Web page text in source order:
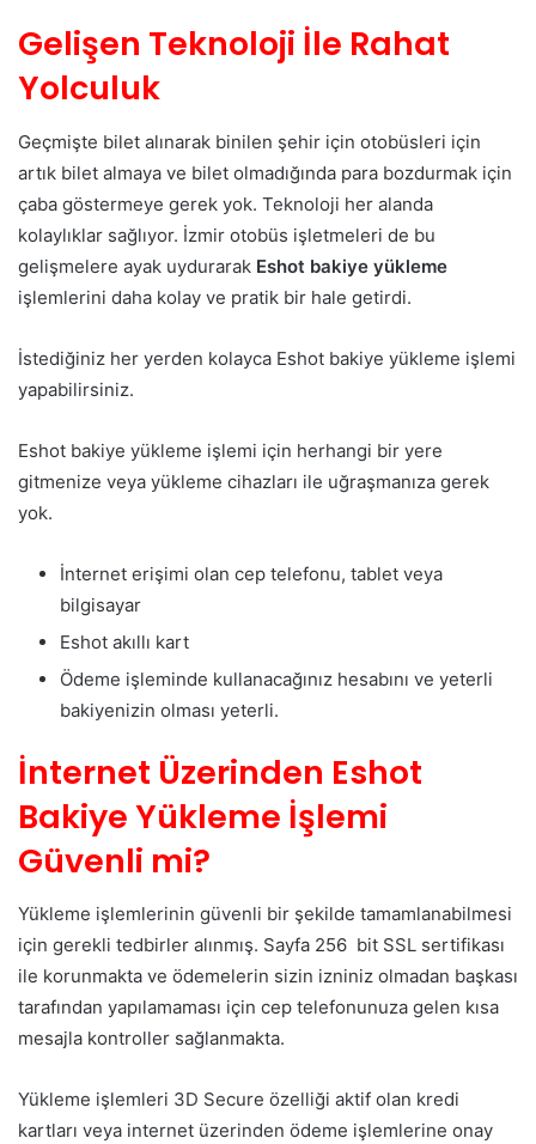
Gelişen Teknoloji İle Rahat
Yolculuk
Geçmişte bilet alınarak binilen şehir için otobüsleri için
artık bilet almaya ve bilet olmadığında para bozdurmak için
çaba göstermeye gerek yok. Teknoloji her alanda
kolaylıklar sağlıyor. İzmir otobüs işletmeleri de bu
gelişmelere ayak uydurarak Eshot bakiye yükleme
işlemlerini daha kolay ve pratik bir hale getirdi.
İstediğiniz her yerden kolayca Eshot bakiye yükleme işlemi
yapabilirsiniz.
Eshot bakiye yükleme işlemi için herhangi bir yere
gitmenize veya yükleme cihazları ile uğraşmanıza gerek
yok.
İnternet erişimi olan cep telefonu, tablet veya
bilgisayar
Eshot akıllı kart
Ödeme işleminde kullanacağınız hesabını ve yeterli
bakiyenizin olması yeterli.
İnternet Üzerinden Eshot
Bakiye Yükleme İşlemi
Güvenli mi?
Yükleme işlemlerinin güvenli bir şekilde tamamlanabilmesi
için gerekli tedbirler alınmış. Sayfa 256 bit SSL sertifikası
ile korunmakta ve ödemelerin sizin izniniz olmadan başkası
tarafından yapılamaması için cep telefonunuza gelen kısa
mesajla kontroller sağlanmakta.
Yükleme işlemleri 3D Secure özelliği aktif olan kredi
kartları veya internet üzerinden ödeme işlemlerine onay